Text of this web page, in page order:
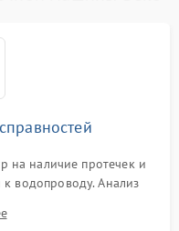
на наличие протечек и
водопроводу. Анализ
вращения
системы защиты